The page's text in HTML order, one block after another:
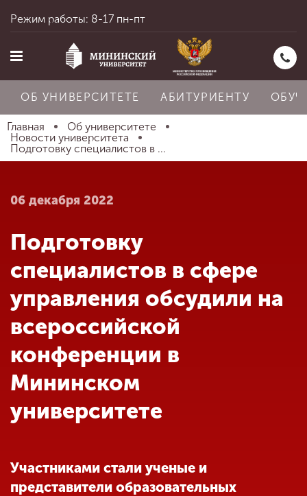
Главная
Абитуриенту
Обучение
Наука
Международная
деятельность
Другие виды
деятельности
Режим работы: 8-17 пн-пт
ОБ УНИВЕРСИТЕТЕ АБИТУРИЕНТУ
Главная
Об университете
Новости университета
Подготовку специалистов в ...
06 декабря 2022
Подготовку
специалистов в сфере
управления обсудили на
всероссийской
конференции в
Мининском
университете
Участниками стали ученые и
представители образовательных